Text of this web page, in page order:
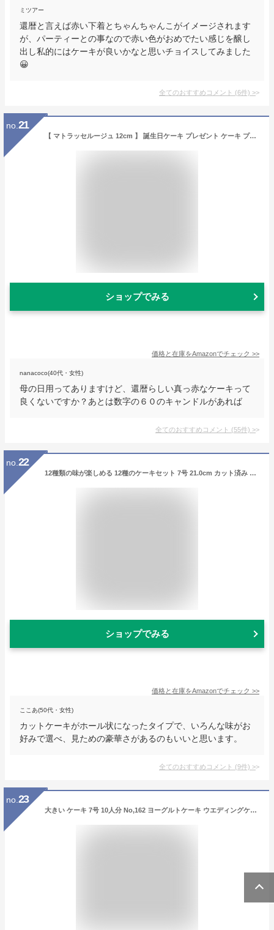
ミツアー
還暦と言えば赤い下着とちゃんちゃんこがイメージされます
が、パーティーとの事なので赤い色がおめでたい感じを醸し
出し私的にはケーキが良いかなと思いチョイスしてみました
😀
全てのおすすめコメント (6件) >
no. 21
【 マトラッセルージュ 12cm 】 誕生日ケーキ プレゼント ケーキ プレゼント スイーツ ギフト 人気 高級 おしゃれ ルワンジュ東京 (通常)
ショップでみる
価格と在庫をAmazonでチェック >>
nanacoco(40代・女性)
母の日用ってありますけど、還暦らしい真っ赤なケーキって
良くないですか？あとは数字の６０のキャンドルがあれば
全てのおすすめコメント (55件) >
no. 22
12種類の味が楽しめる 12種のケーキセット 7号 21.0cm カット済み 誕生日ケーキ バースデーケーキ
ショップでみる
価格と在庫をAmazonでチェック >>
ここあ(50代・女性)
カットケーキがホール状になったタイプで、いろんな味がお
好みで選べ、見ための豪華さがあるのもいいと思います。
全てのおすすめコメント (9件) >
no. 23
大きい ケーキ 7号 10人分 No,162 ヨーグルトケーキ ウエディングケーキ 二次会 オーダー ウエデイング オーダー 大きいケーキ パーティー 送料無料 誕生日ケーキ バースデーケーキ 結婚記念日 プレゼント名入 還暦祝い フルーツケーキ